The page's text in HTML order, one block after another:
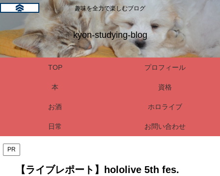
趣味を全力で楽しむブログ
kyon-studying-blog
TOP プロフィール
本 資格
お酒 ホロライブ
日常 お問い合わせ
PR
【ライブレポート】hololive 5th fes.